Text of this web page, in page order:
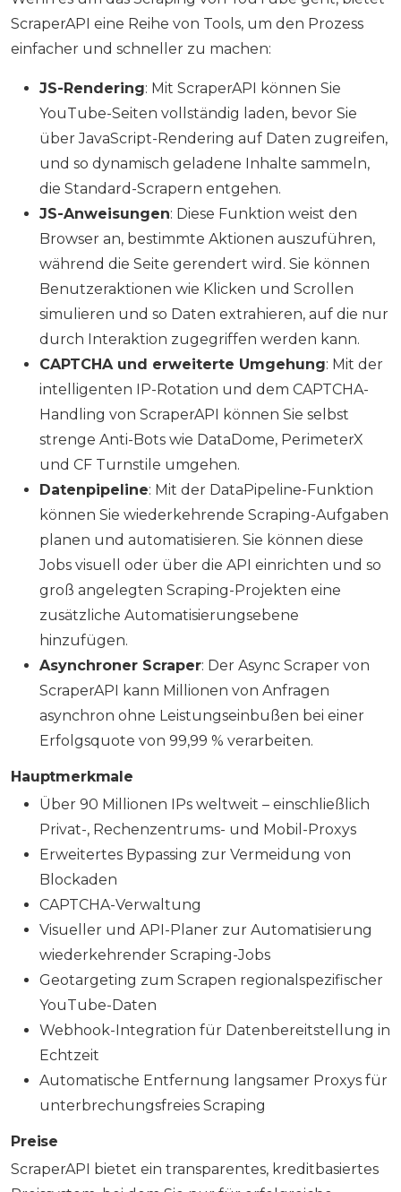
ScraperAPI eine Reihe von Tools, um den Prozess
einfacher und schneller zu machen:
JS-Rendering: Mit ScraperAPI können Sie
YouTube-Seiten vollständig laden, bevor Sie
über JavaScript-Rendering auf Daten zugreifen,
und so dynamisch geladene Inhalte sammeln,
die Standard-Scrapern entgehen.
JS-Anweisungen: Diese Funktion weist den
Browser an, bestimmte Aktionen auszuführen,
während die Seite gerendert wird. Sie können
Benutzeraktionen wie Klicken und Scrollen
simulieren und so Daten extrahieren, auf die nur
durch Interaktion zugegriffen werden kann.
CAPTCHA und erweiterte Umgehung: Mit der
intelligenten IP-Rotation und dem CAPTCHA-
Handling von ScraperAPI können Sie selbst
strenge Anti-Bots wie DataDome, PerimeterX
und CF Turnstile umgehen.
Datenpipeline: Mit der DataPipeline-Funktion
können Sie wiederkehrende Scraping-Aufgaben
planen und automatisieren. Sie können diese
Jobs visuell oder über die API einrichten und so
groß angelegten Scraping-Projekten eine
zusätzliche Automatisierungsebene
hinzufügen.
Asynchroner Scraper: Der Async Scraper von
ScraperAPI kann Millionen von Anfragen
asynchron ohne Leistungseinbußen bei einer
Erfolgsquote von 99,99 % verarbeiten.
Hauptmerkmale
Über 90 Millionen IPs weltweit – einschließlich
Privat-, Rechenzentrums- und Mobil-Proxys
Erweitertes Bypassing zur Vermeidung von
Blockaden
CAPTCHA-Verwaltung
Visueller und API-Planer zur Automatisierung
wiederkehrender Scraping-Jobs
Geotargeting zum Scrapen regionalspezifischer
YouTube-Daten
Webhook-Integration für Datenbereitstellung in
Echtzeit
Automatische Entfernung langsamer Proxys für
unterbrechungsfreies Scraping
Preise
ScraperAPI bietet ein transparentes, kreditbasiertes